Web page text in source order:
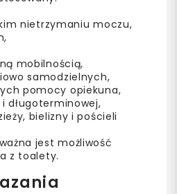
nietrzymaniu moczu,
mobilnością,
samodzielnych,
pomocy opiekuna,
długoterminowej,
bielizny i pościeli
jest możliwość
z toalety.